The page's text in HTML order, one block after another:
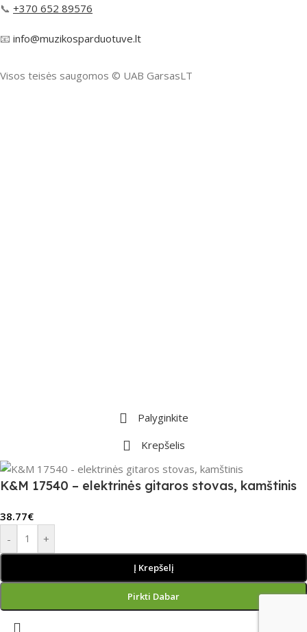
📞 +370 652 89576
📧 info@muzikosparduotuve.lt
Visos teisės saugomos ©️ UAB GarsasLT
Palyginkite
Krepšelis
K&M 17540 – elektrinės gitaros stovas, kamštinis
38.77€
-
+
Į Krepšelį
Pirkti Dabar